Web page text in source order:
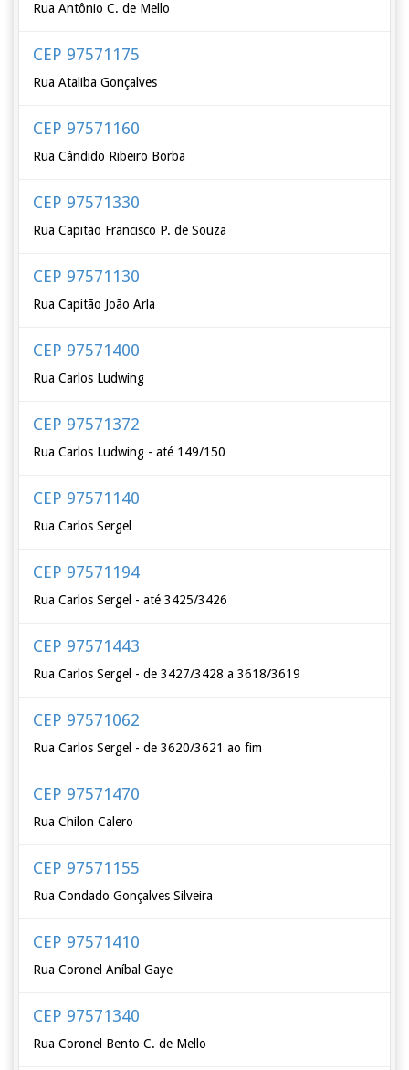
Rua Antônio C. de Mello
CEP 97571175
Rua Ataliba Gonçalves
CEP 97571160
Rua Cândido Ribeiro Borba
CEP 97571330
Rua Capitão Francisco P. de Souza
CEP 97571130
Rua Capitão João Arla
CEP 97571400
Rua Carlos Ludwing
CEP 97571372
Rua Carlos Ludwing - até 149/150
CEP 97571140
Rua Carlos Sergel
CEP 97571194
Rua Carlos Sergel - até 3425/3426
CEP 97571443
Rua Carlos Sergel - de 3427/3428 a 3618/3619
CEP 97571062
Rua Carlos Sergel - de 3620/3621 ao fim
CEP 97571470
Rua Chilon Calero
CEP 97571155
Rua Condado Gonçalves Silveira
CEP 97571410
Rua Coronel Aníbal Gaye
CEP 97571340
Rua Coronel Bento C. de Mello